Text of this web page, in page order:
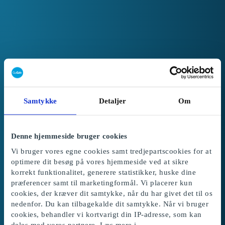
Samtykke Detaljer Om
Denne hjemmeside bruger cookies
Vi bruger vores egne cookies samt tredjepartscookies for at
optimere dit besøg på vores hjemmeside ved at sikre
korrekt funktionalitet, generere statistikker, huske dine
præferencer samt til marketingformål. Vi placerer kun
cookies, der kræver dit samtykke, når du har givet det til os
nedenfor. Du kan tilbagekalde dit samtykke. Når vi bruger
cookies, behandler vi kortvarigt din IP-adresse, som kan
Velkommen til GoGift
Få adgang til de bedste medarbejdergaver.